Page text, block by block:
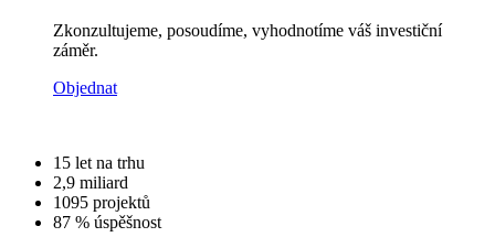
Zkonzultujeme, posoudíme, vyhodnotíme váš investiční
záměr.
Objednat
15 let na trhu
2,9 miliard
1095 projektů
87 % úspěšnost